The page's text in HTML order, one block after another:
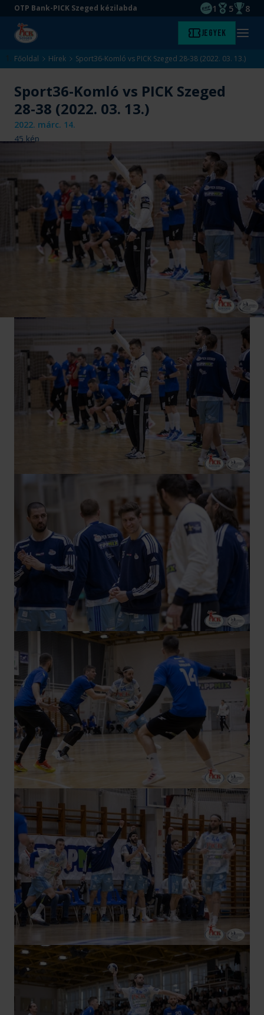
Ugrás
tartalomra
Ugrás
aljára
OTP Bank-PICK Szeged kézilabda
EHF
1
Magyar
5 8
Kezdőlap Jegyek Menü
Főoldal Hírek Sport36-Komló vs PICK Szeged 28-38 (2022. 03. 13.)
Sport36-Komló vs PICK Szeged
28-38 (2022. 03. 13.)
2022. márc. 14.
45kép